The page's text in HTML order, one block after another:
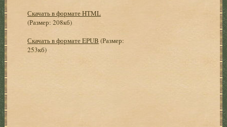
Скачать в формате HTML
(Размер: 208кб)
Скачать в формате EPUB (Размер:
253кб)